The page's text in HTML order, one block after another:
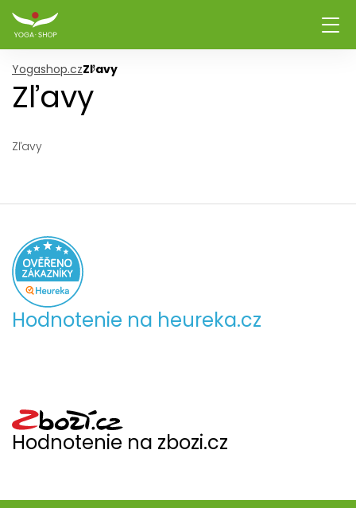
Yogashop.czZľavy
Zľavy
Zľavy
Hodnotenie na heureka.cz
Hodnotenie na zbozi.cz